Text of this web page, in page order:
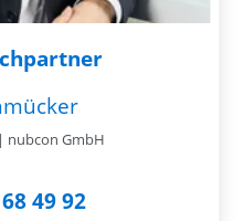
nubcon GmbH
49 92